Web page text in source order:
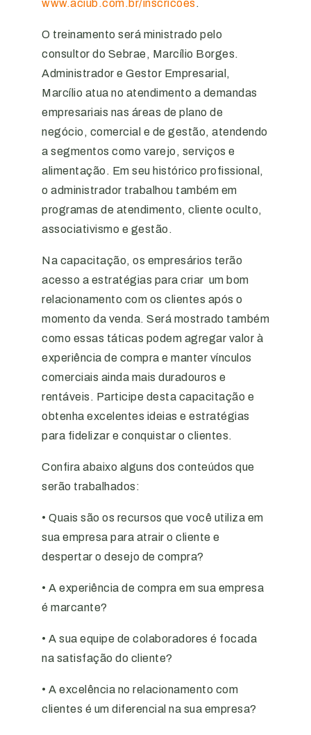
www.aciub.com.br/inscricoes .
O treinamento será ministrado pelo
consultor do Sebrae, Marcílio Borges.
Administrador e Gestor Empresarial,
Marcílio atua no atendimento a demandas
empresariais nas áreas de plano de
negócio, comercial e de gestão, atendendo
a segmentos como varejo, serviços e
alimentação. Em seu histórico profissional,
o administrador trabalhou também em
programas de atendimento, cliente oculto,
associativismo e gestão.
Na capacitação, os empresários terão
acesso a estratégias para criar um bom
relacionamento com os clientes após o
momento da venda. Será mostrado também
como essas táticas podem agregar valor à
experiência de compra e manter vínculos
comerciais ainda mais duradouros e
rentáveis. Participe desta capacitação e
obtenha excelentes ideias e estratégias
para fidelizar e conquistar o clientes.
Confira abaixo alguns dos conteúdos que
serão trabalhados:
• Quais são os recursos que você utiliza em
sua empresa para atrair o cliente e
despertar o desejo de compra?
• A experiência de compra em sua empresa
é marcante?
• A sua equipe de colaboradores é focada
na satisfação do cliente?
• A excelência no relacionamento com
clientes é um diferencial na sua empresa?